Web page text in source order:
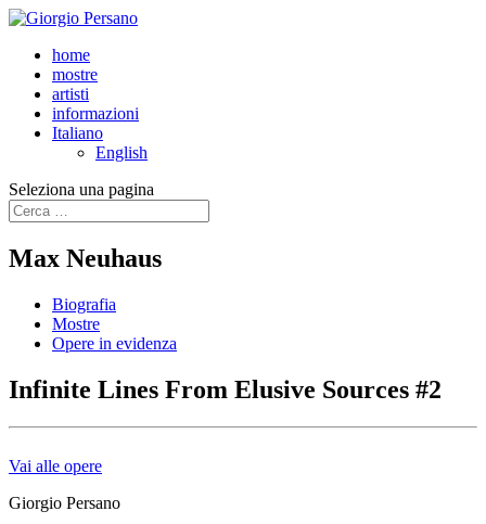
home
mostre
artisti
informazioni
Italiano
English
Seleziona una pagina
Max Neuhaus
Biografia
Mostre
Opere in evidenza
Infinite Lines From Elusive Sources #2
Vai alle opere
Giorgio Persano